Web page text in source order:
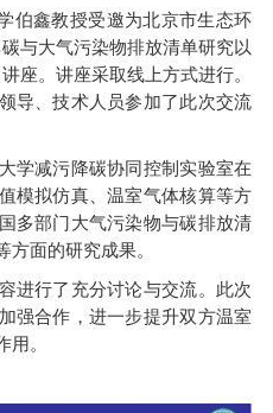
伯鑫教授受邀为北京市生态环
与大气污染物排放清单研究以
座。讲座采取线上方式进行。
导、技术人员参加了此次交流
学减污降碳协同控制实验室在
模拟仿真、温室气体核算等方
多部门大气污染物与碳排放清
面的研究成果。
进行了充分讨论与交流。此次
强合作，进一步提升双方温室
。